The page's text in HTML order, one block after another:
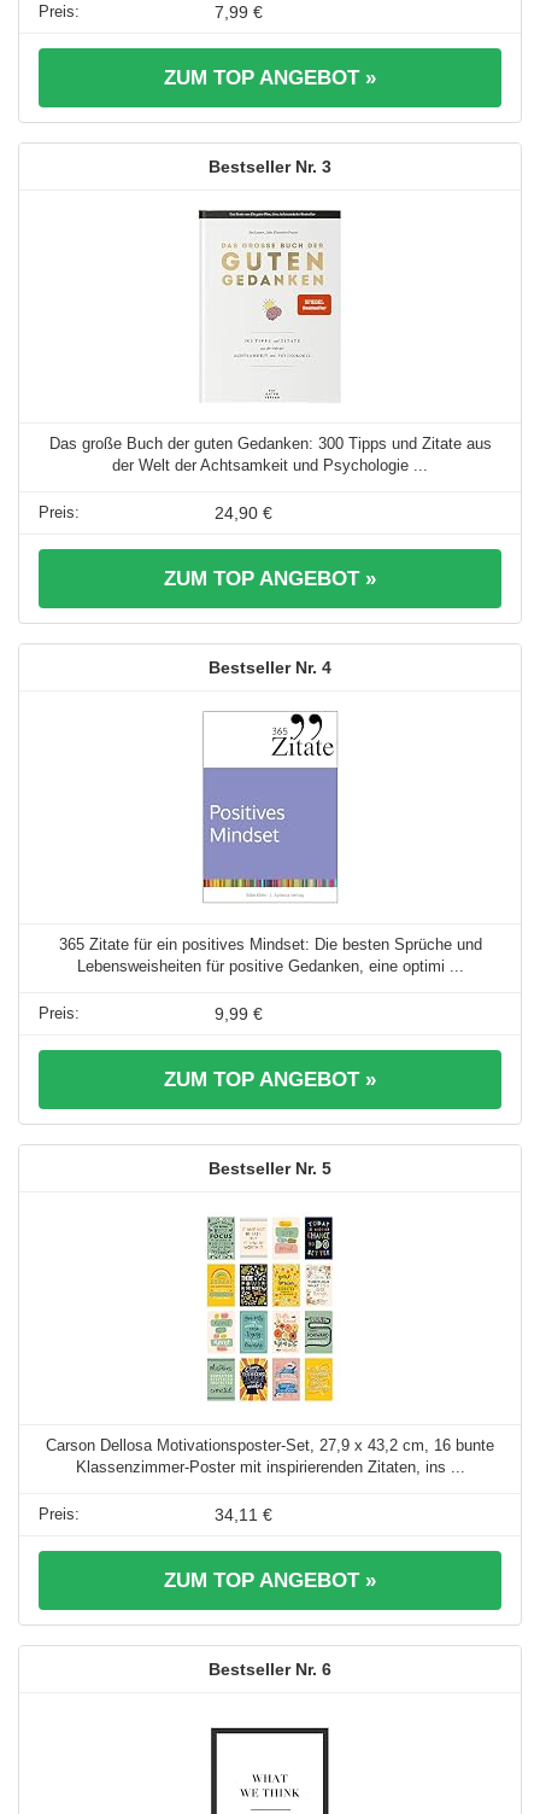
7,99 €
ZUM TOP ANGEBOT »
3
Das große Buch der guten Gedanken: 300 Tipps und Zitate aus
der Welt der Achtsamkeit und Psychologie ...
24,90 €
ZUM TOP ANGEBOT »
4
365 Zitate für ein positives Mindset: Die besten Sprüche und
Lebensweisheiten für positive Gedanken, eine optimi ...
9,99 €
ZUM TOP ANGEBOT »
5
Carson Dellosa Motivationsposter-Set, 27,9 x 43,2 cm, 16 bunte
Klassenzimmer-Poster mit inspirierenden Zitaten, ins ...
34,11 €
ZUM TOP ANGEBOT »
6